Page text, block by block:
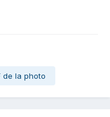
de la photo